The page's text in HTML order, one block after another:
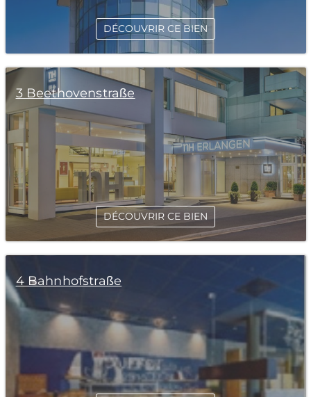
DÉCOUVRIR CE BIEN
3 Beethovenstraße
DÉCOUVRIR CE BIEN
4 Bahnhofstraße